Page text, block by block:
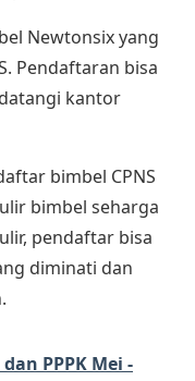
Newtonsix yang
Pendaftaran bisa
kantor
bimbel CPNS
bimbel seharga
pendaftar bisa
diminati dan
dan PPPK Mei -